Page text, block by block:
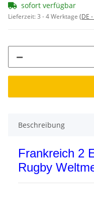
sofort verfügbar
Lieferzeit:3 - 4 Werktage (DE
Beschreibung
Frankreich 2
Rugby